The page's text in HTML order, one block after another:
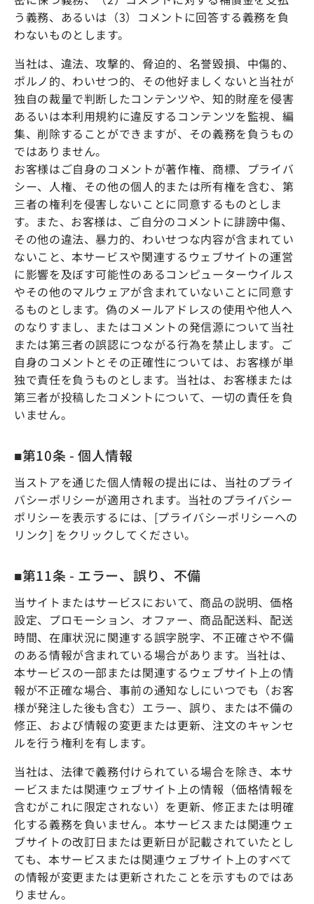
う義務、あるいは（3）コメントに回答する義務を負
わないものとします。
当社は、違法、攻撃的、脅迫的、名誉毀損、中傷的、
ポルノ的、わいせつ的、その他好ましくないと当社が
独自の裁量で判断したコンテンツや、知的財産を侵害
あるいは本利用規約に違反するコンテンツを監視、編
集、削除することができますが、その義務を負うもの
ではありません。
お客様はご自身のコメントが著作権、商標、プライバ
シー、人権、その他の個人的または所有権を含む、第
三者の権利を侵害しないことに同意するものとしま
す。また、お客様は、ご自分のコメントに誹謗中傷、
その他の違法、暴力的、わいせつな内容が含まれてい
ないこと、本サービスや関連するウェブサイトの運営
に影響を及ぼす可能性のあるコンピューターウイルス
やその他のマルウェアが含まれていないことに同意す
るものとします。偽のメールアドレスの使用や他人へ
のなりすまし、またはコメントの発信源について当社
または第三者の誤認につながる行為を禁止します。ご
自身のコメントとその正確性については、お客様が単
独で責任を負うものとします。当社は、お客様または
第三者が投稿したコメントについて、一切の責任を負
いません。
■第10条 - 個人情報
当ストアを通じた個人情報の提出には、当社のプライ
バシーポリシーが適用されます。当社のプライバシー
ポリシーを表示するには、[プライバシーポリシーへの
リンク] をクリックしてください。
■第11条 - エラー、誤り、不備
当サイトまたはサービスにおいて、商品の説明、価格
設定、プロモーション、オファー、商品配送料、配送
時間、在庫状況に関連する誤字脱字、不正確さや不備
のある情報が含まれている場合があります。当社は、
本サービスの一部または関連するウェブサイト上の情
報が不正確な場合、事前の通知なしにいつでも（お客
様が発注した後も含む）エラー、誤り、または不備の
修正、および情報の変更または更新、注文のキャンセ
ルを行う権利を有します。
当社は、法律で義務付けられている場合を除き、本サ
ービスまたは関連ウェブサイト上の情報（価格情報を
含むがこれに限定されない）を更新、修正または明確
化する義務を負いません。本サービスまたは関連ウェ
ブサイトの改訂日または更新日が記載されていたとし
ても、本サービスまたは関連ウェブサイト上のすべて
の情報が変更または更新されたことを示すものではあ
りません。